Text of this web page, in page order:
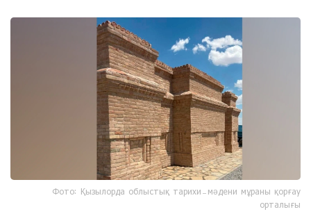
Фото: Қызылорда облыстық тарихи-мәдени мұраны қорғау
орталығы